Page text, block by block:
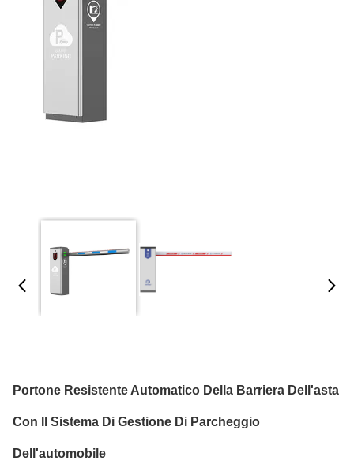
Portone Resistente Automatico Della Barriera Dell'asta
Con Il Sistema Di Gestione Di Parcheggio
Dell'automobile